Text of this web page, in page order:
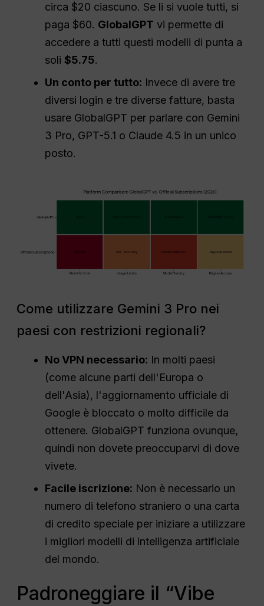
circa $20 ciascuno. Se li si vuole tutti, si
paga $60. GlobalGPT vi permette di
accedere a tutti questi modelli di punta a
soli$5.75.
Un conto per tutto: Invece di avere tre
diversi login e tre diverse fatture, basta
usare GlobalGPT per parlare con Gemini
3 Pro, GPT-5.1 o Claude 4.5 in un unico
posto.
Come utilizzare Gemini 3 Pro nei
paesi con restrizioni regionali?
NoVPN necessario: In molti paesi
(come alcune parti dell'Europa o
dell'Asia), l'aggiornamento ufficiale di
Google è bloccato o molto difficile da
ottenere. GlobalGPT funziona ovunque,
quindi non dovete preoccuparvi di dove
vivete.
Facile iscrizione: Non è necessario un
numero di telefono straniero o una carta
di credito speciale per iniziare a utilizzare
i migliori modelli di intelligenza artificiale
del mondo.
Padroneggiare il “Vibe